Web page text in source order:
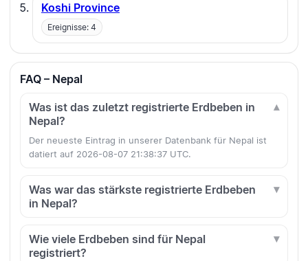
Koshi Province
Ereignisse: 4
FAQ – Nepal
Was ist das zuletzt registrierte Erdbeben in
Nepal?
Der neueste Eintrag in unserer Datenbank für Nepal ist
datiert auf 2026-08-07 21:38:37 UTC.
Was war das stärkste registrierte Erdbeben
in Nepal?
Wie viele Erdbeben sind für Nepal
registriert?